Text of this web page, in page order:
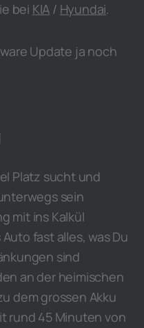
bei KIA / Hyundai.
Update ja noch
Platz sucht und
sein
mit ins Kalkül
fast alles, was Du
sind
an der heimischen
dem grossen Akku
rund 45 Minuten von